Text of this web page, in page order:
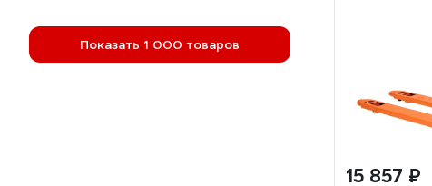
Показать 1 000 товаров
15 857 ₽